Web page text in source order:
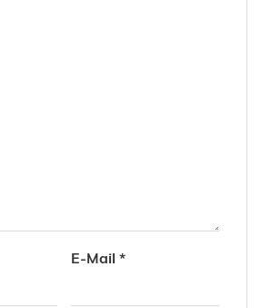
E-Mail *